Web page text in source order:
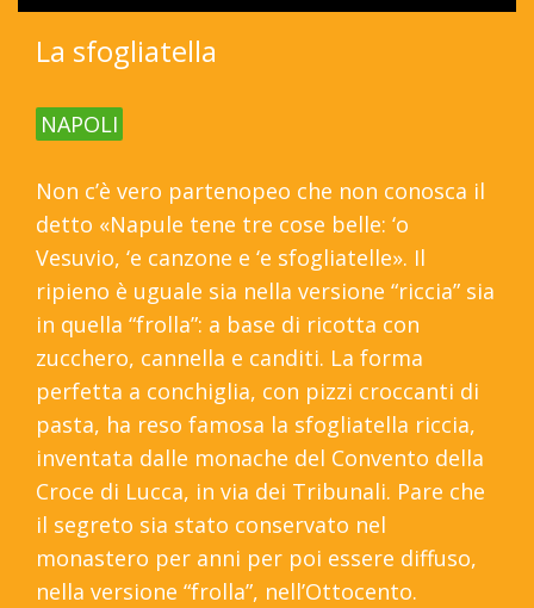
La sfogliatella
NAPOLI
Non c’è vero partenopeo che non conosca il
detto «Napule tene tre cose belle: ‘o
Vesuvio, ‘e canzone e ‘e sfogliatelle». Il
ripieno è uguale sia nella versione “riccia” sia
in quella “frolla”: a base di ricotta con
zucchero, cannella e canditi. La forma
perfetta a conchiglia, con pizzi croccanti di
pasta, ha reso famosa la sfogliatella riccia,
inventata dalle monache del Convento della
Croce di Lucca, in via dei Tribunali. Pare che
il segreto sia stato conservato nel
monastero per anni per poi essere diffuso,
nella versione “frolla”, nell’Ottocento.